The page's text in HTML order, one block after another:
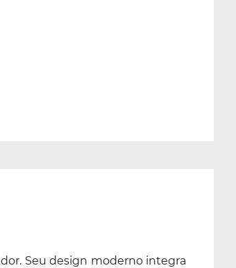
Seu design moderno integra